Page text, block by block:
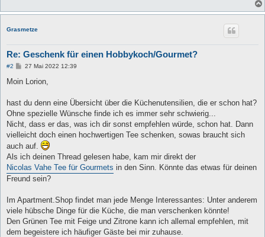
Grasmetze
Re: Geschenk für einen Hobbykoch/Gourmet?
#2
B
i
a
27 Mai 2022 12:39
Moin Lorion,
hast du denn eine Übersicht über die Küchenutensilien, die er schon hat?
Ohne spezielle Wünsche finde ich es immer sehr schwierig...
Nicht, dass er das, was ich dir sonst empfehlen würde, schon hat. Dann
vielleicht doch einen hochwertigen Tee schenken, sowas braucht sich
auch auf.
Als ich deinen Thread gelesen habe, kam mir direkt der
Nicolas Vahe Tee für Gourmets in den Sinn. Könnte das etwas für deinen
Freund sein?
Im Apartment.Shop findet man jede Menge Interessantes: Unter anderem
viele hübsche Dinge für die Küche, die man verschenken könnte!
Den Grünen Tee mit Feige und Zitrone kann ich allemal empfehlen, mit
dem begeistere ich häufiger Gäste bei mir zuhause.